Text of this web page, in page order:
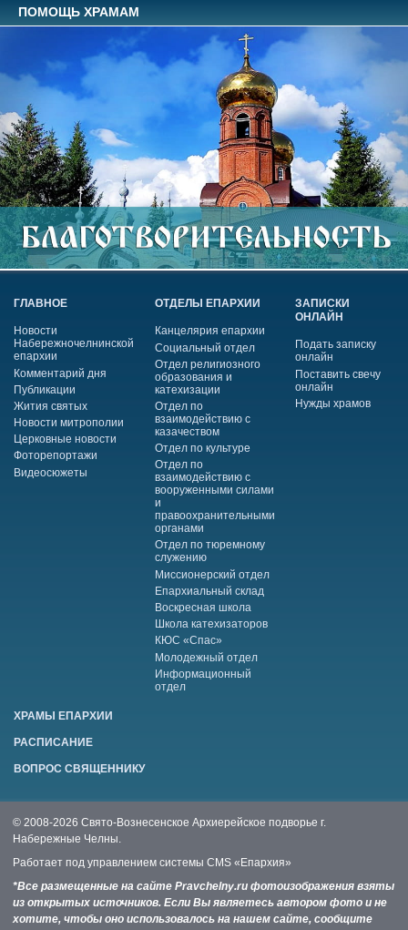
ПОМОЩЬ ХРАМАМ
ГЛАВНОЕ
Новости
Набережночелнинской
епархии
Комментарий дня
Публикации
Жития святых
Новости митрополии
Церковные новости
Фоторепортажи
Видеосюжеты
ОТДЕЛЫ ЕПАРХИИ
Канцелярия епархии
Социальный отдел
Отдел религиозного
образования и
катехизации
Отдел по
взаимодействию с
казачеством
Отдел по культуре
Отдел по
взаимодействию с
вооруженными силами
и
правоохранительными
органами
Отдел по тюремному
служению
Миссионерский отдел
Епархиальный склад
Воскресная школа
Школа катехизаторов
КЮС «Спас»
Молодежный отдел
Информационный
отдел
ЗАПИСКИ
ОНЛАЙН
Подать записку
онлайн
Поставить свечу
онлайн
Нужды храмов
ХРАМЫ ЕПАРХИИ
РАСПИСАНИЕ
ВОПРОС СВЯЩЕННИКУ
© 2008-2026 Свято-Вознесенское Архиерейское подворье г.
Набережные Челны.
Работает под управлением системы CMS «Епархия»
*Все размещенные на сайте Pravchelny.ru фотоизображения взяты
из открытых источников. Если Вы являетесь автором фото и не
хотите, чтобы оно использовалось на нашем сайте, сообщите